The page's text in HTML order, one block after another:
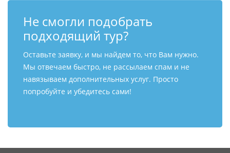
Не смогли подобрать
подходящий тур?
Оставьте заявку, и мы найдем то, что Вам нужно.
Мы отвечаем быстро, не рассылаем спам и не
навязываем дополнительных услуг. Просто
попробуйте и убедитесь сами!